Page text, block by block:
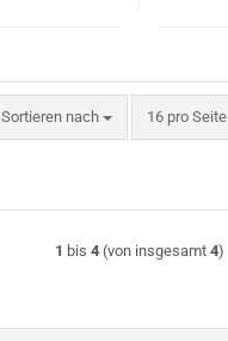
Sortieren nach
Sortieren nach 16 pro Seite
pro Seite
1 bis 4 (von insgesamt 4)